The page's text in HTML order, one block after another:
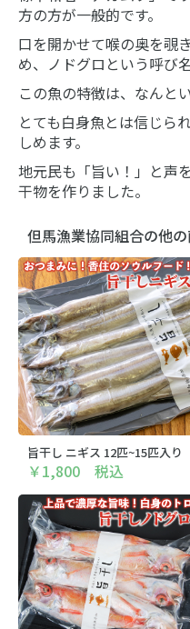
方の方が一般的です。
口を開かせて喉の奥を覗
め、ノドグロという呼び
この魚の特徴は、なんと
とても白身魚とは信じら
しめます。
地元民も「旨い！」と声
干物を作りました。
但馬漁業協同組合の他
旨干し ニギス 12匹~15匹入り
￥1,800 税込